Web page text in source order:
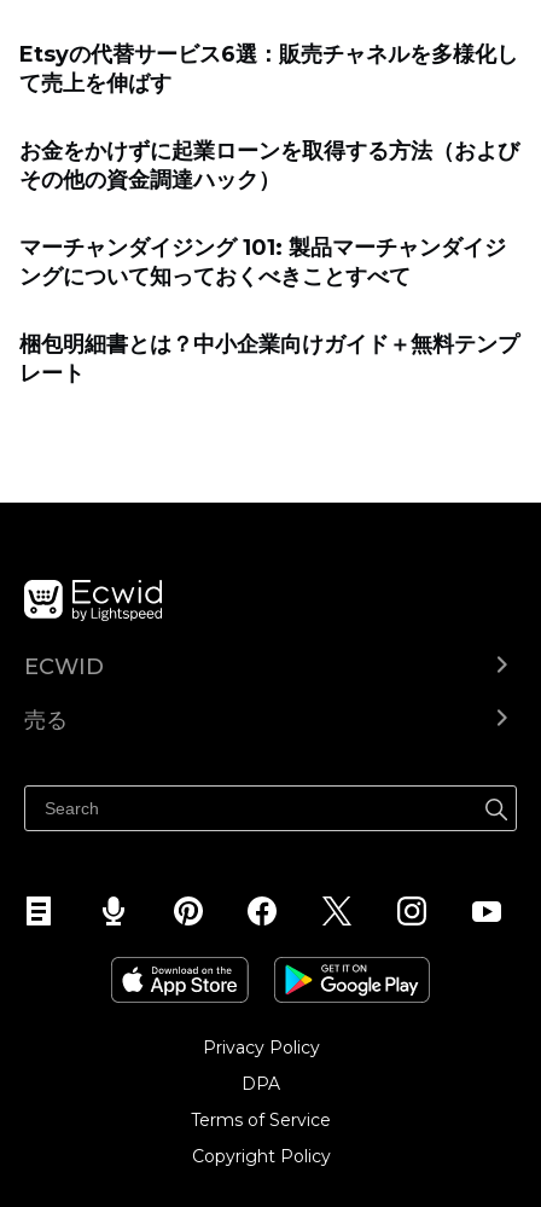
Etsyの代替サービス6選：販売チャネルを多様化し
て売上を伸ばす
お金をかけずに起業ローンを取得する方法（および
その他の資金調達ハック）
マーチャンダイジング 101: 製品マーチャンダイジ
ングについて知っておくべきことすべて
梱包明細書とは？中小企業向けガイド＋無料テンプ
レート
ECWID
ヘルプセンター
売る
Facebookで販売する
Instagramで販売する
Privacy Policy
DPA
Terms of Service
Copyright Policy‎